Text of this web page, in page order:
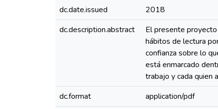
dc.date.issued
2018
dc.description.abstract
El presente
hábitos de lectura
confianza sobre lo
está enmarcado
trabajo y cada quien
dc.format
application/pdf